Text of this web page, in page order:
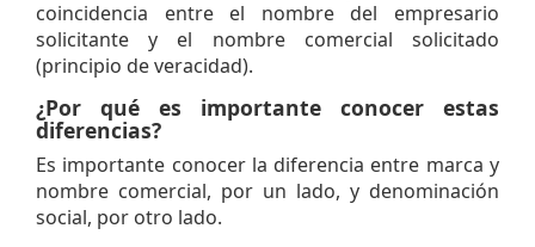
coincidencia entre el nombre del empresario
solicitante y el nombre comercial solicitado
(principio de veracidad).
¿Por qué es importante conocer estas
diferencias?
Es importante conocer la diferencia entre marca y
nombre comercial, por un lado, y denominación
social, por otro lado.